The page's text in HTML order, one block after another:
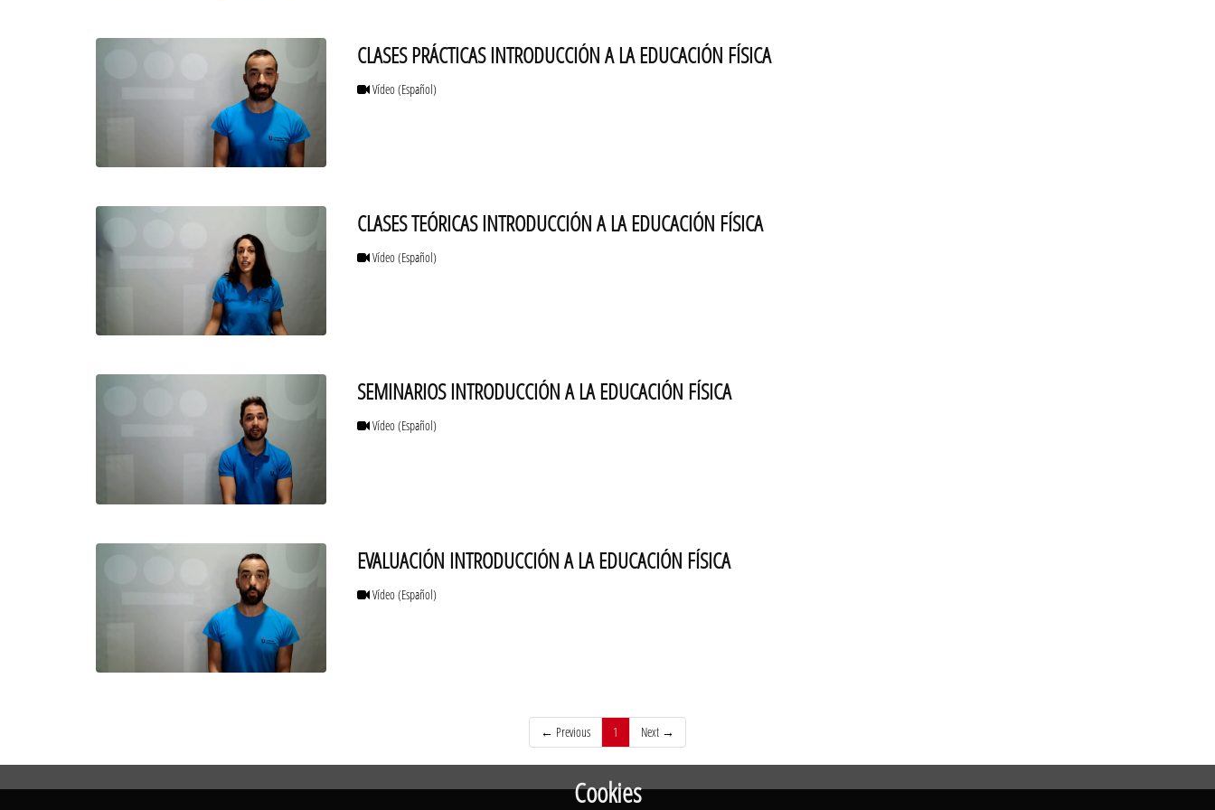
CLASES PRÁCTICAS INTRODUCCIÓN A LA EDUCACIÓN FÍSICA
Vídeo(Español)
CLASES TEÓRICAS INTRODUCCIÓN A LA EDUCACIÓN FÍSICA
Vídeo(Español)
SEMINARIOS INTRODUCCIÓN A LA EDUCACIÓN FÍSICA
Vídeo(Español)
EVALUACIÓN INTRODUCCIÓN A LA EDUCACIÓN FÍSICA
Vídeo(Español)
← Previous 1 (current)Next →
Cookies